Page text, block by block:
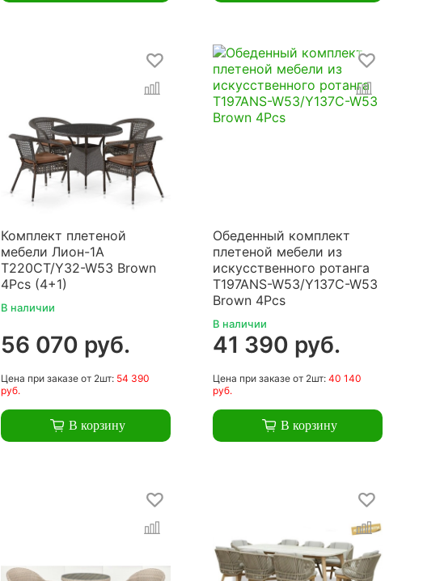
Комплект плетеной
мебели Лион-1A
T220CT/Y32-W53 Brown
4Pcs (4+1)
В наличии
56 070 руб.
Цена при заказеот 2шт: 54 390
руб.
В корзину
Обеденный комплект
плетеной мебели из
искусственного ротанга
T197ANS-W53/Y137C-W53
Brown 4Pcs
В наличии
41 390 руб.
Цена при заказеот 2шт: 40 140
руб.
В корзину